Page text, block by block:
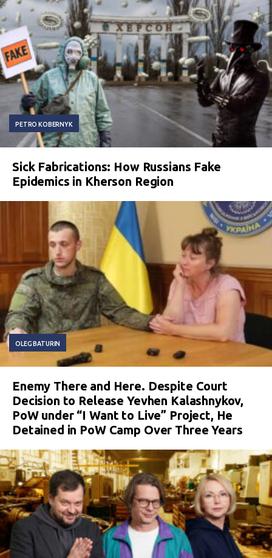
PETRO KOBERNYK
Sick Fabrications: How Russians Fake
Epidemics in Kherson Region
OLEG BATURIN
Enemy There and Here. Despite Court
Decision to Release Yevhen Kalashnykov,
PoW under “I Want to Live” Project, He
Detained in PoW Camp Over Three Years